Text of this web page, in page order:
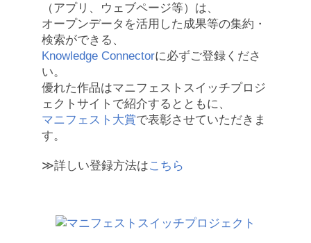
（アプリ、ウェブページ等）は、
オープンデータを活用した成果等の集約・
検索ができる、
Knowledge Connectorに必ずご登録くださ
い。
優れた作品はマニフェストスイッチプロジ
ェクトサイトで紹介するとともに、
マニフェスト大賞で表彰させていただきま
す。
≫詳しい登録方法はこちら